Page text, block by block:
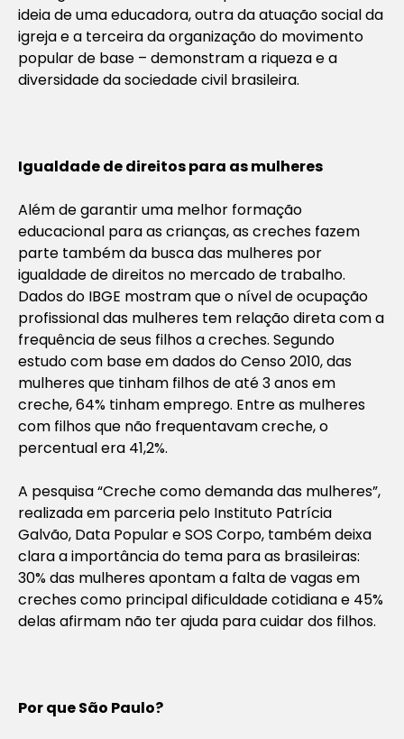
ideia de uma educadora, outra da atuação social da
igreja e a terceira da organização do movimento
popular de base – demonstram a riqueza e a
diversidade da sociedade civil brasileira.
Igualdade de direitos para as mulheres
Além de garantir uma melhor formação
educacional para as crianças, as creches fazem
parte também da busca das mulheres por
igualdade de direitos no mercado de trabalho.
Dados do IBGE mostram que o nível de ocupação
profissional das mulheres tem relação direta com a
frequência de seus filhos a creches. Segundo
estudo com base em dados do Censo 2010, das
mulheres que tinham filhos de até 3 anos em
creche, 64% tinham emprego. Entre as mulheres
com filhos que não frequentavam creche, o
percentual era 41,2%.
A pesquisa “Creche como demanda das mulheres”,
realizada em parceria pelo Instituto Patrícia
Galvão, Data Popular e SOS Corpo, também deixa
clara a importância do tema para as brasileiras:
30% das mulheres apontam a falta de vagas em
creches como principal dificuldade cotidiana e 45%
delas afirmam não ter ajuda para cuidar dos filhos.
Por que São Paulo?